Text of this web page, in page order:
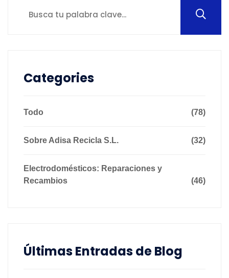
Categories
Todo (78)
Sobre Adisa Recicla S.L. (32)
Electrodomésticos: Reparaciones y
Recambios
(46)
Últimas Entradas de Blog